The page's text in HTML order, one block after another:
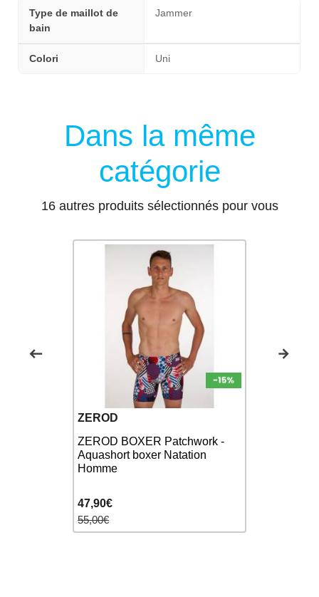
Type de maillot de
bain
Jammer
Colori Uni
Dans la même
catégorie
16 autres produits sélectionnés pour vous
ZEROD
ZEROD BOXER Patchwork -
Aquashort boxer Natation
Homme
47,90€
55,00€